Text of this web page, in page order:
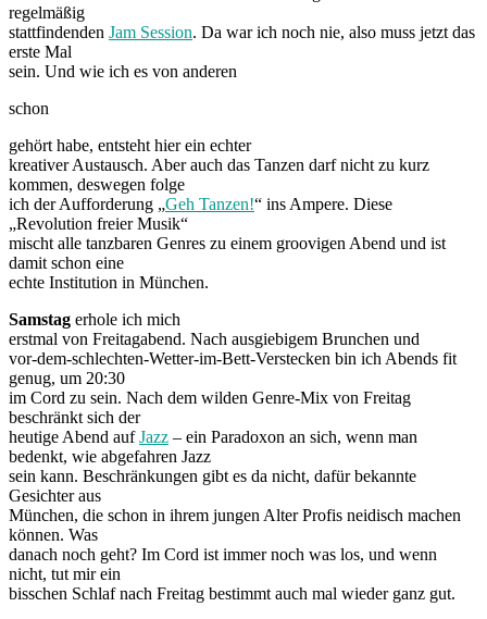
regelmäßig
stattfindenden Jam Session. Da war ich noch nie, also muss jetzt das
erste Mal
sein. Und wie ich es von anderen
schon
gehört habe, entsteht hier ein echter
kreativer Austausch. Aber auch das Tanzen darf nicht zu kurz
kommen, deswegen folge
ich der Aufforderung „Geh Tanzen!“ ins Ampere. Diese
„Revolution freier Musik“
mischt alle tanzbaren Genres zu einem groovigen Abend und ist
damit schon eine
echte Institution in München.
Samstag erhole ich mich
erstmal von Freitagabend. Nach ausgiebigem Brunchen und
vor-dem-schlechten-Wetter-im-Bett-Verstecken bin ich Abends fit
genug, um 20:30
im Cord zu sein. Nach dem wilden Genre-Mix von Freitag
beschränkt sich der
heutige Abend aufJazz – ein Paradoxon an sich, wenn man
bedenkt, wie abgefahren Jazz
sein kann. Beschränkungen gibt es da nicht, dafür bekannte
Gesichter aus
München, die schon in ihrem jungen Alter Profis neidisch machen
können. Was
danach noch geht? Im Cord ist immer noch was los, und wenn
nicht, tut mir ein
bisschen Schlaf nach Freitag bestimmt auch mal wieder ganz gut.